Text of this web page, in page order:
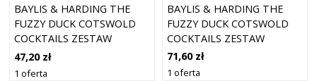
BAYLIS & HARDING THE
FUZZY DUCK COTSWOLD
COCKTAILS ZESTAW
UPOMINKOWY DO KĄPIELI
47,20 zł
1 oferta
BAYLIS & HARDING THE
FUZZY DUCK COTSWOLD
COCKTAILS ZESTAW
UPOMINKOWY DECORATIVE
CRACKERS
71,60 zł
1 oferta